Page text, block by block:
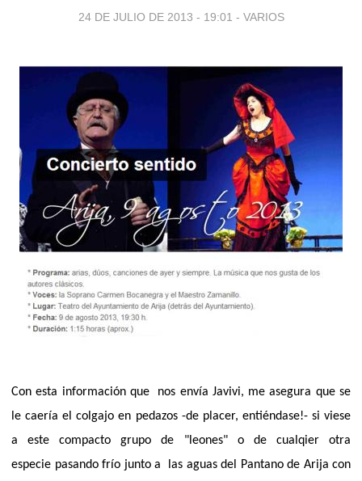
24 DE JULIO DE 2013 - 19:01 - VARIOS
Con esta información que nos envía Javivi, me asegura que se
le caería el colgajo en pedazos -de placer, entiéndase!- si viese
a este compacto grupo de "leones" o de cualqier otra
especie pasando frío junto a las aguas del Pantano de Arija con